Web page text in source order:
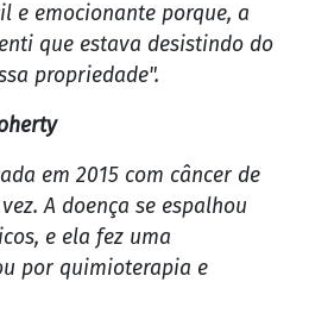
e emocionante porque, a
que estava desistindo do
propriedade".
em 2015 com câncer de
A doença se espalhou
e ela fez uma
por quimioterapia e